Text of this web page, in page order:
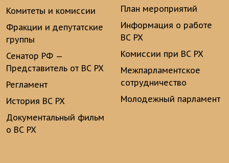
Комитеты и комиссии
Фракции и депутатские
группы
Сенатор РФ —
Представитель от ВС РХ
Регламент
История ВС РХ
Документальный фильм
о ВС РХ
План мероприятий
Информация о работе
ВС РХ
Комиссии при ВС РХ
Межпарламентское
сотрудничество
Молодежный парламент